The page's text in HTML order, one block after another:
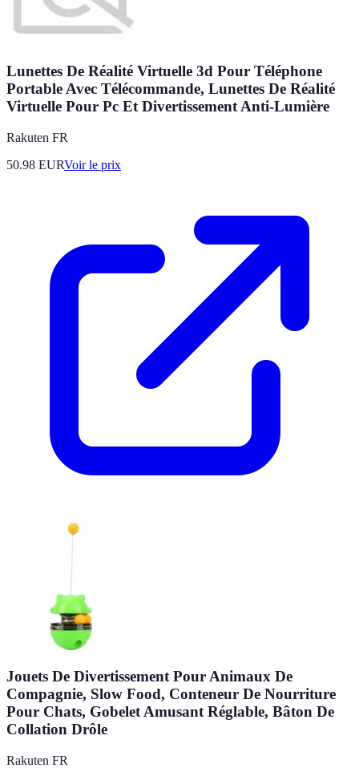
Lunettes De Réalité Virtuelle 3d Pour Téléphone
Portable Avec Télécommande, Lunettes De Réalité
Virtuelle Pour Pc Et Divertissement Anti-Lumière
Rakuten FR
50.98 EURVoir le prix
Jouets De Divertissement Pour Animaux De
Compagnie, Slow Food, Conteneur De Nourriture
Pour Chats, Gobelet Amusant Réglable, Bâton De
Collation Drôle
Rakuten FR